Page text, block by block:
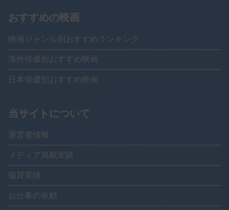
おすすめの映画
映画ジャンル別おすすめランキング
海外俳優別おすすめ映画
日本俳優別おすすめ映画
当サイトについて
運営者情報
メディア掲載実績
協賛実績
お仕事の依頼